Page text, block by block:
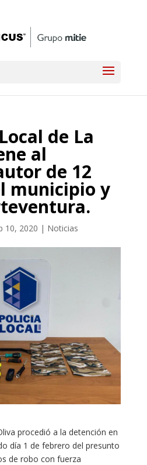
de La
al
de 12
municipio y
10, 2020 | Noticias
procedió a la detención en
día 1 de febrero del presunto
de robo con fuerza